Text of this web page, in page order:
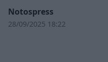
Notospress
28/09/2025 18:22